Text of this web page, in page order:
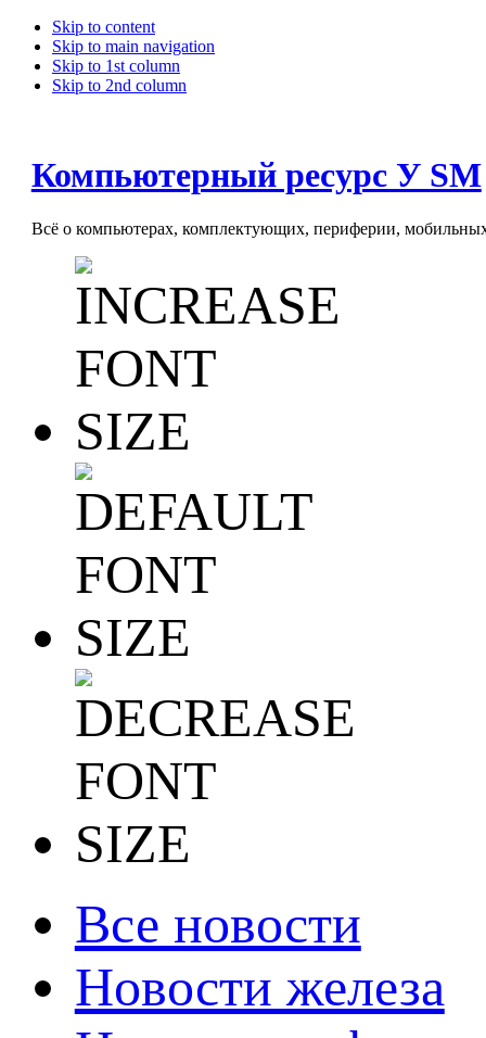
Skip to content
Skip to main navigation
Skip to 1st column
Skip to 2nd column
Компьютерный ресурс У SM
Всё о компьютерах, комплектующих, периферии, мобильных
Все новости
Новости железа